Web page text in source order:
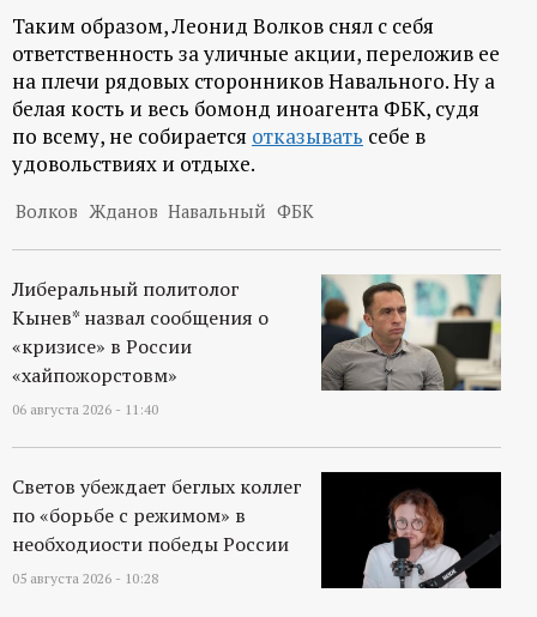
а
л
Таким образом, Леонид Волков снял с себя
ответственность за уличные акции, переложив ее
на плечи рядовых сторонников Навального. Ну а
белая кость и весь бомонд иноагента ФБК, судя
по всему, не собирается отказывать себе в
удовольствиях и отдыхе.
Волков Жданов Навальный ФБК
Либеральный политолог
Кынев* назвал сообщения о
«кризисе» в России
«хайпожорстовм»
06 августа 2026 - 11:40
Светов убеждает беглых коллег
по «борьбе с режимом» в
необходиости победы России
05 августа 2026 - 10:28